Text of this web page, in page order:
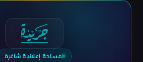
مساحة إعلانية شاغرة